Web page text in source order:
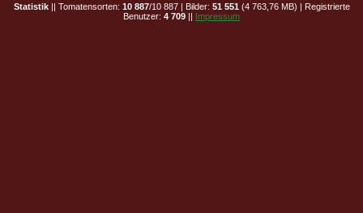
Statistik|| Tomatensorten: 10 887/10 887 | Bilder: 51 551 (4 763,76 MB) | Registrierte
Benutzer: 4 709 || Impressum